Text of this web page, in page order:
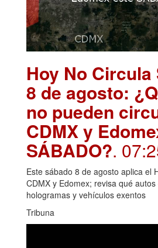
Hoy No Circula
8 de agosto:
no pueden
CDMX y
SÁBADO?.
Este sábado 8 de agosto aplica el
CDMX y Edomex; revisa qué
hologramas y vehículos exentos
Tribuna